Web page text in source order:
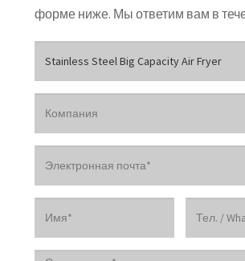
форме ниже. Мы ответим вам в